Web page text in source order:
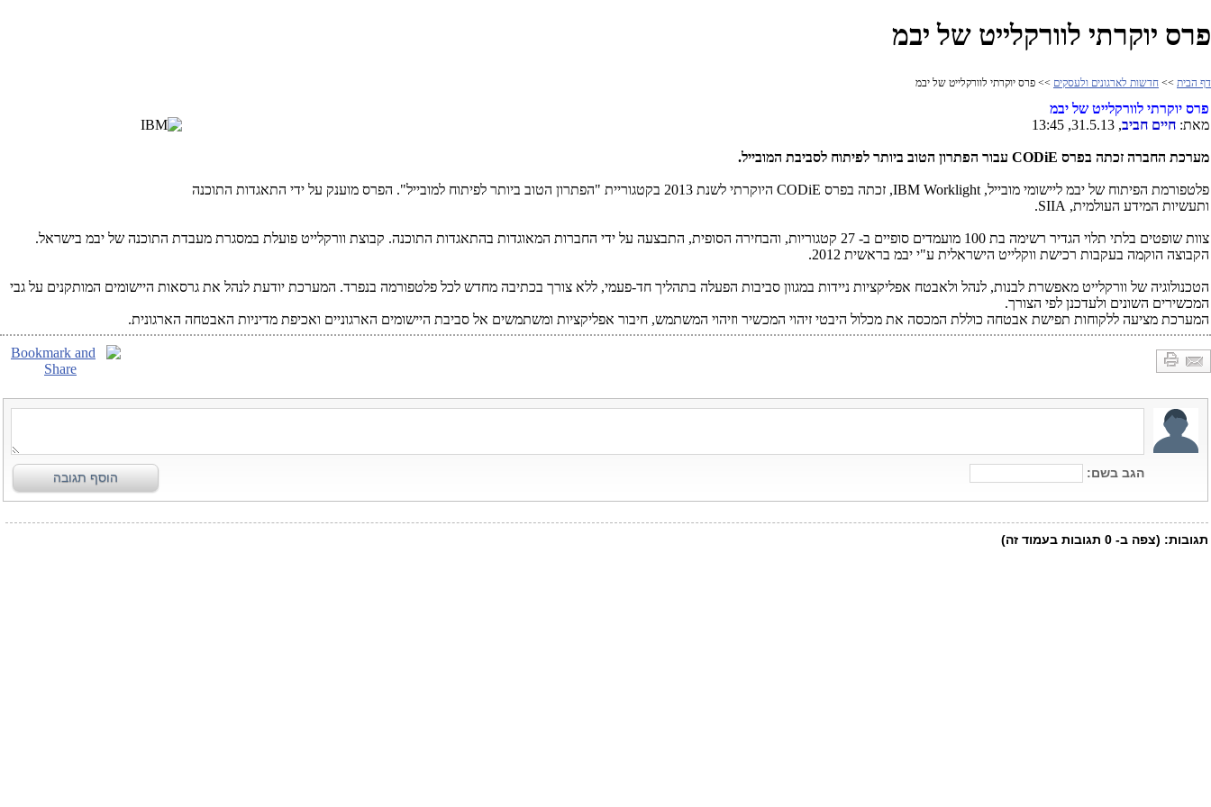
פרס יוקרתי לוורקלייט של יבמ
דף הבית >> חדשות לארגונים ולעסקים >> פרס יוקרתי לוורקלייט של יבמ
פרס יוקרתי לוורקלייט של יבמ
מאת: חיים חביב, 31.5.13, 13:45
מערכת החברה זכתה בפרס CODiE עבור הפתרון הטוב ביותר לפיתוח לסביבת המובייל.
פלטפורמת הפיתוח של יבמ ליישומי מובייל, IBM Worklight, זכתה בפרס CODiE
היוקרתי לשנת 2013 בקטגוריית "הפתרון הטוב ביותר לפיתוח למובייל". הפרס מוענק על ידי התאגדות התוכנה
ותעשיות המידע העולמית, SIIA
.
צוות שופטים בלתי תלוי הגדיר רשימה בת 100 מועמדים סופיים ב- 27 קטגוריות, והבחירה הסופית, התבצעה על ידי החברות המאוגדות בהתאגדות התוכנה. קבוצת וורקלייט פועלת במסגרת מעבדת התוכנה של יבמ בישראל.
הקבוצה הוקמה בעקבות רכישת ווקלייט הישראלית ע"י יבמ בראשית 2012.
הטכנולוגיה של וורקלייט מאפשרת לבנות, לנהל ולאבטח אפליקציות ניידות במגוון סביבות הפעלה בתהליך חד-פעמי, ללא צורך בכתיבה מחדש לכל פלטפורמה בנפרד. המערכת יודעת לנהל את גרסאות היישומים המותקנים על גבי
המכשירים השונים ולעדכנן לפי הצורך.
המערכת מציעה ללקוחות תפישת אבטחה כוללת המכסה את מכלול היבטי זיהוי המכשיר וזיהוי המשתמש, חיבור אפליקציות ומשתמשים אל סביבת היישומים הארגוניים ואכיפת מדיניות האבטחה הארגונית.